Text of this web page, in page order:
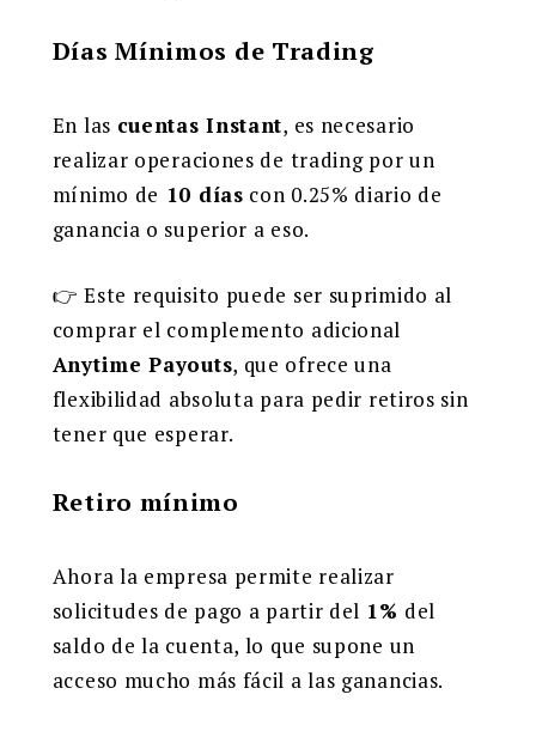
Días Mínimos de Trading
En las cuentas Instant, es necesario
realizar operaciones de trading por un
mínimo de 10 días con 0.25% diario de
ganancia o superior a eso.
👉 Este requisito puede ser suprimido al
comprar el complemento adicional
Anytime Payouts, que ofrece una
flexibilidad absoluta para pedir retiros sin
tener que esperar.
Retiro mínimo
Ahora la empresa permite realizar
solicitudes de pago a partir del 1% del
saldo de la cuenta, lo que supone un
acceso mucho más fácil a las ganancias.